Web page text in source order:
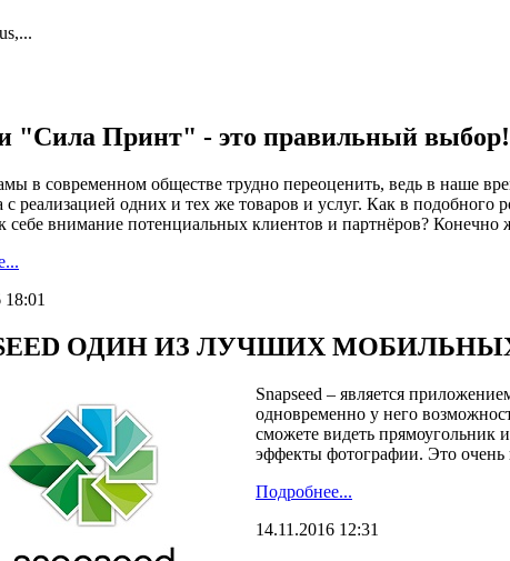
"Сила Принт" - это правильный выбор!
в современном обществе трудно переоценить, ведь в наше
с реализацией одних и тех же товаров и услуг. Как в
себе внимание потенциальных клиентов и партнёров?
18:01
ОДИН ИЗ ЛУЧШИХ
Snapseed – является
одновременно у него
сможете видеть прямоугольник
эффекты фотографии. Это очень
Подробнее...
14.11.2016 12:31